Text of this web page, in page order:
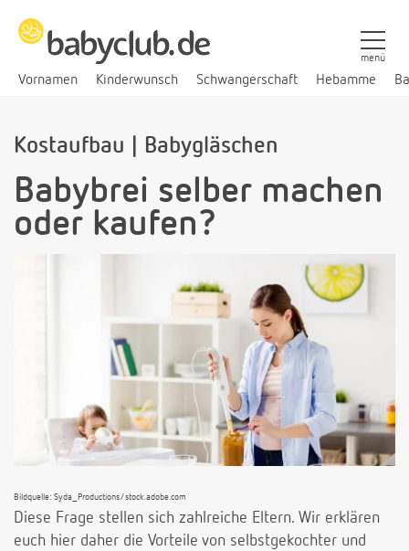
Vornamen Kinderwunsch Schwangerschaft Hebamme
menü
Kostaufbau | Babygläschen
Babybrei selber machen
oder kaufen?
Bildquelle: Syda_Productions/stock.adobe.com
Diese Frage stellen sich zahlreiche Eltern. Wir erklären
euch hier daher die Vorteile von selbstgekochter und